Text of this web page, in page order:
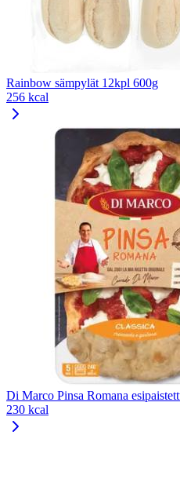
Rainbow sämpylät 12kpl 600g
256 kcal
Di Marco Pinsa Romana
230 kcal